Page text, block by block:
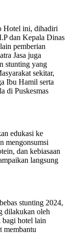
Hotel ini, dihadiri
dan Kepala Dinas
pemberian
Jasa juga
stunting yang
sekitar,
Ibu Hamil serta
di Puskesmas
edukasi ke
mengonsumsi
dan kebiasaan
langsung
stunting 2024,
dilakukan oleh
bagi hotel lain
membantu